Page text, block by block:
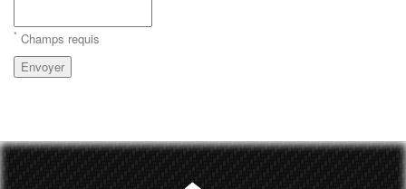
* Champs requis
Envoyer